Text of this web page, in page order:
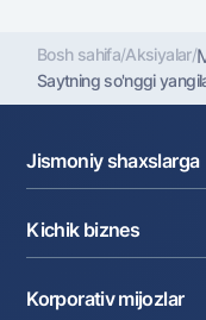
Bosh sahifa/Aksiyalar/
Saytning so'nggi
Jismoniy shaxslarga
Omonatlar
Kartalar
Pul oʻtkazmalari
Valyutalar kursi
Kichik biznes
Kreditlar
Korporativ mijozlar